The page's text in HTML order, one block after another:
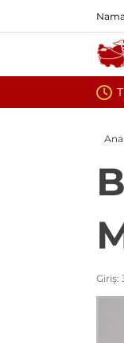
Sözleşmeli Bilişim
Ana
Giriş: